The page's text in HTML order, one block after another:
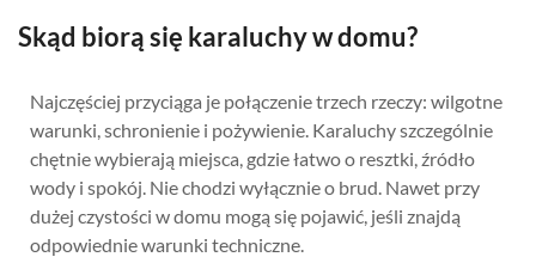
Skąd biorą się karaluchy w domu?
Najczęściej przyciąga je połączenie trzech rzeczy: wilgotne
warunki, schronienie i pożywienie. Karaluchy szczególnie
chętnie wybierają miejsca, gdzie łatwo o resztki, źródło
wody i spokój. Nie chodzi wyłącznie o brud. Nawet przy
dużej czystości w domu mogą się pojawić, jeśli znajdą
odpowiednie warunki techniczne.